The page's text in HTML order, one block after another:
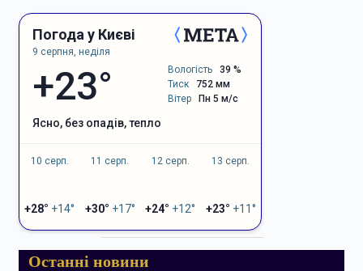
Погода у Києві
9 серпня, неділя
+23° Вологість
39 %
Тиск
752 мм
Вітер
Пн 5 м/с
ясно, без опадів, тепло
10 серп.
+28° +14°
11 серп.
+30° +17°
12 серп.
+24° +12°
13 серп.
+23° +11°
Останні новини